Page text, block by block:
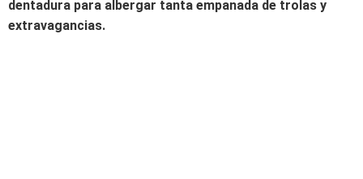
dentadura para albergar tanta empanada de trolas y
extravagancias.